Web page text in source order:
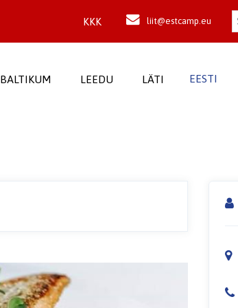
KKK liit@estcamp.eu
BALTIKUM LEEDU LÄTI EESTI